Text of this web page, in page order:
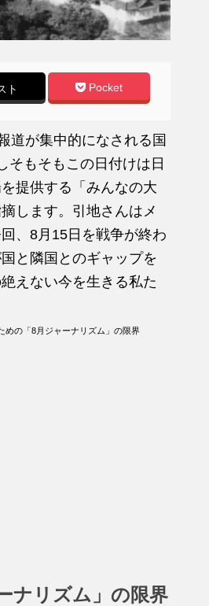
ト Pocket
道が集中的になされる国
そもそもこの日付けは日
提供する「みんなの大
します。引地さんはメ
回、8月15日を戦争が終わ
と隣国とのギャップを
えない今を生きる私た
めの「8月ジャーナリズム」の限界
ナリズム」の限界